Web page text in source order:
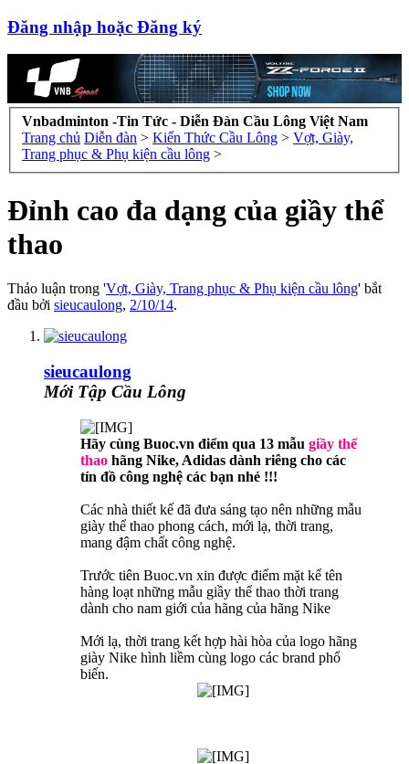
Đăng nhập hoặc Đăng ký
Vnbadminton -Tin Tức - Diễn Đàn Cầu Lông Việt Nam
Trang chủ Diễn đàn > Kiến Thức Cầu Lông > Vợt, Giày,
Trang phục & Phụ kiện cầu lông >
Đỉnh cao đa dạng của giầy thể
thao
Thảo luận trong 'Vợt, Giày, Trang phục & Phụ kiện cầu lông' bắt
đầu bởi sieucaulong, 2/10/14.
sieucaulong
Mới Tập Cầu Lông
Hãy cùng Buoc.vn điểm qua 13 mẫu giầy thể
thao hãng Nike, Adidas dành riêng cho các
tín đồ công nghệ các bạn nhé !!!
Các nhà thiết kế đã đưa sáng tạo nên những mẫu
giày thể thao phong cách, mới lạ, thời trang,
mang đậm chất công nghệ.
Trước tiên Buoc.vn xin được điểm mặt kể tên
hàng loạt những mẫu giầy thể thao thời trang
dành cho nam giới của hãng của hãng Nike
Mới lạ, thời trang kết hợp hài hòa của logo hãng
giày Nike hình liềm cùng logo các brand phổ
biến.​